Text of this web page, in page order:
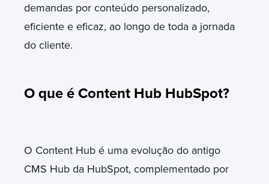
demandas por conteúdo personalizado,
eficiente e eficaz, ao longo de toda a jornada
do cliente.
O que é Content Hub HubSpot?
O Content Hub é uma evolução do antigo
CMS Hub da HubSpot, complementado por